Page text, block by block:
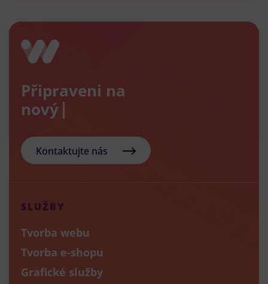
Připraveni na
nový e-shop
Kontaktujte nás
SLUŽBY
Tvorba webu
Tvorba e-shopu
Grafické služby